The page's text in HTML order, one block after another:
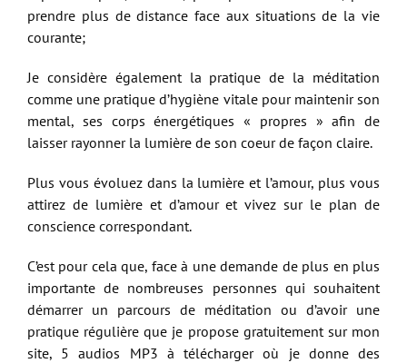
prendre plus de distance face aux situations de la vie
courante;
Je considère également la pratique de la méditation
comme une pratique d’hygiène vitale pour maintenir son
mental, ses corps énergétiques « propres » afin de
laisser rayonner la lumière de son coeur de façon claire.
Plus vous évoluez dans la lumière et l’amour, plus vous
attirez de lumière et d’amour et vivez sur le plan de
conscience correspondant.
C’est pour cela que, face à une demande de plus en plus
importante de nombreuses personnes qui souhaitent
démarrer un parcours de méditation ou d’avoir une
pratique régulière que je propose gratuitement sur mon
site, 5 audios MP3 à télécharger où je donne des